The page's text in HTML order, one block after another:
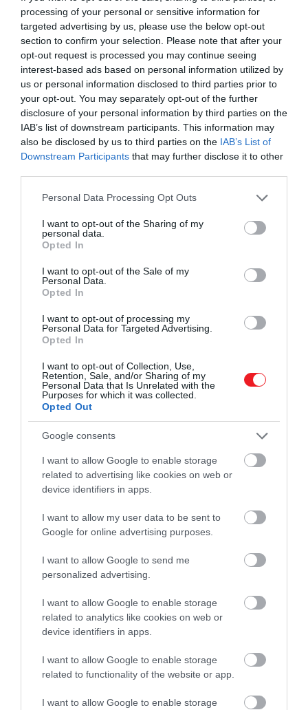
processing of your personal or sensitive information for
targeted advertising by us, please use the below opt-out
section to confirm your selection. Please note that after your
opt-out request is processed you may continue seeing
interest-based ads based on personal information utilized by
us or personal information disclosed to third parties prior to
your opt-out. You may separately opt-out of the further
disclosure of your personal information by third parties on the
IAB’s list of downstream participants. This information may
also be disclosed by us to third parties on the IAB’s List of
Downstream Participants that may further disclose it to other
Please note that this website/app uses one or more Google
not limited to your visit or usage behaviour. You may click to
grant or deny consent to Google and its third-party tags to
use your data for below specified purposes in below Google
consent section.
Personal Data Processing Opt Outs
I want to opt-out of the Sharing of my
personal data.
Opted In
I want to opt-out of the Sale of my
Personal Data.
Opted In
I want to opt-out of processing my
Personal Data for Targeted Advertising.
Opted In
I want to opt-out of Collection, Use,
Retention, Sale, and/or Sharing of my
Personal Data that Is Unrelated with the
Purposes for which it was collected.
Opted Out
Google consents
I want to allow Google to enable storage
related to advertising like cookies on web or
device identifiers in apps.
I want to allow my user data to be sent to
Google for online advertising purposes.
I want to allow Google to send me
personalized advertising.
I want to allow Google to enable storage
related to analytics like cookies on web or
device identifiers in apps.
I want to allow Google to enable storage
related to functionality of the website or app.
I want to allow Google to enable storage
Megható eseményről adott hírt az Őrségi
Nemzeti Park: az egyik sérült, repülni nem
képes gólyájuk sikeresen költésbe
kezdett, méghozzá egy földre épített
fészekben – írja a Drive.
2025. MÁJUS 6. ● TURI DÁNIEL
Talajra fészkelt az Őrségi
Nemzeti Park röpképtelen
TURI DÁNIEL